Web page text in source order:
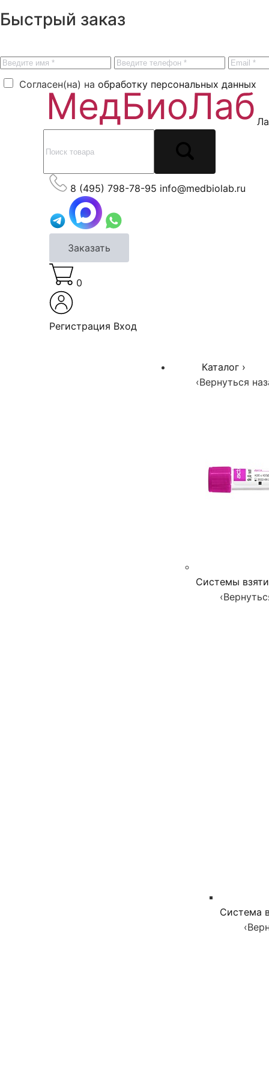
Быстрый заказ
Согласен(на) на обработку персональных данных
8 (495) 798-78-95 info@medbiolab.ru
Заказать
0
Регистрация Вход
Каталог ›
‹Вернуться
Системы
‹
Система
‹